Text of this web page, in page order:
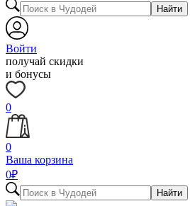
Найти
Войти
получай скидки
и бонусы
0
0
Ваша корзина
0₽
Найти